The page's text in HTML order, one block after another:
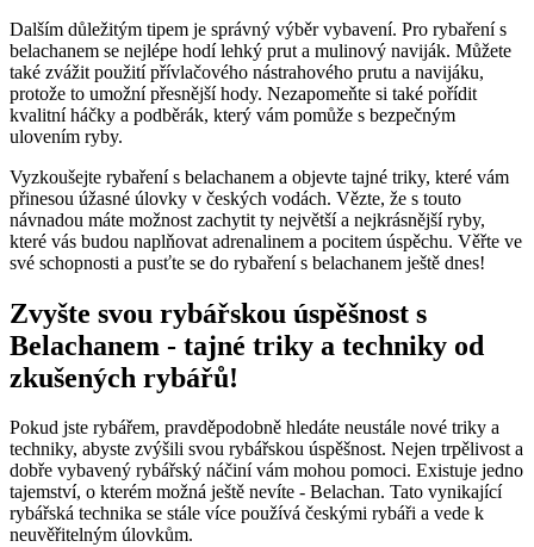
Dalším ‍důležitým tipem je správný výběr⁢ vybavení. Pro rybaření s
belachanem se nejlépe hodí lehký prut a mulinový naviják. Můžete
také zvážit použití přívlačového nástrahového prutu a navijáku,
protože to umožní přesnější hody.⁣ Nezapomeňte si ⁤také pořídit
kvalitní háčky‌ a podběrák, který vám​ pomůže s⁤ bezpečným
ulovením ryby.
Vyzkoušejte rybaření s belachanem a objevte tajné triky, které vám
přinesou úžasné úlovky‌ v českých vodách. Vězte, že s touto
návnadou máte možnost zachytit ty největší a nejkrásnější ryby,
které vás budou naplňovat ‍adrenalinem a pocitem ​úspěchu.‌ Věřte ve
‌své schopnosti a pusťte se do rybaření s belachanem ještě​ dnes!
Zvyšte svou rybářskou ⁢úspěšnost s
Belachanem -‍ tajné ​triky a techniky od
zkušených⁢ rybářů!
Pokud jste rybářem, pravděpodobně ⁣hledáte neustále⁤ nové triky a
techniky, abyste zvýšili svou rybářskou úspěšnost. Nejen trpělivost a
dobře vybavený rybářský ​náčiní vám mohou pomoci. Existuje jedno
tajemství, o​ kterém možná ještě nevíte ⁤- Belachan. ‌Tato vynikající
rybářská technika ⁤se stále více používá českými rybáři a⁣ vede k⁣
neuvěřitelným úlovkům.